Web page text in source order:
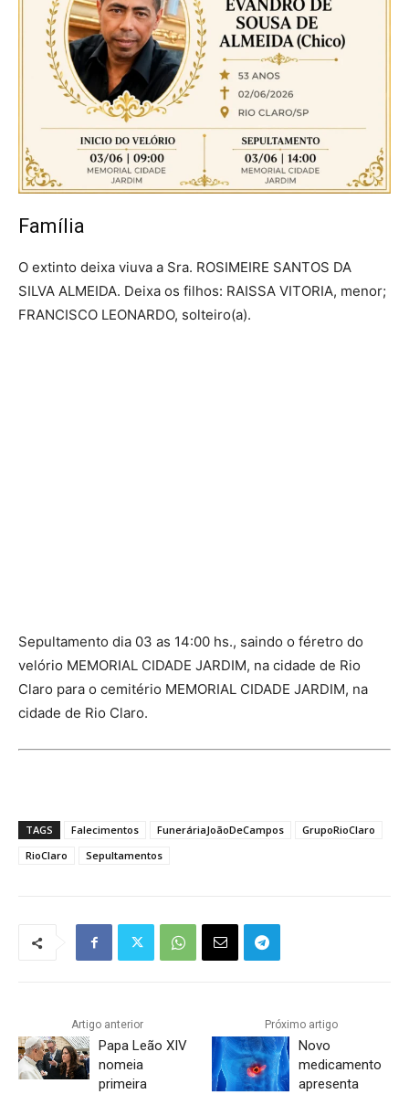
Família
O extinto deixa viuva a Sra. ROSIMEIRE SANTOS DA
SILVA ALMEIDA. Deixa os filhos: RAISSA VITORIA, menor;
FRANCISCO LEONARDO, solteiro(a).
Sepultamento dia 03 as 14:00 hs., saindo o féretro do
velório MEMORIAL CIDADE JARDIM, na cidade de Rio
Claro para o cemitério MEMORIAL CIDADE JARDIM, na
cidade de Rio Claro.
TAGS Falecimentos FuneráriaJoãoDeCampos
GrupoRioClaro
RioClaro
Sepultamentos
Artigo anterior
Papa Leão XIV
nomeia
primeira
Próximo artigo
Novo
medicamento
apresenta